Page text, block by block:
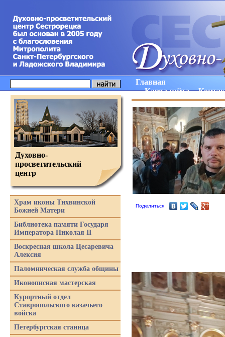
Главная
Карта сайта
Поделиться
Духовно-
просветительский
центр
Храм иконы Тихвинской
Божией Матери
Библиотека памяти Государя
Императора Николая II
Воскресная школа Цесаревича
Алексия
Паломническая служба общины
Иконописная мастерская
Курортный отдел
Ставропольского казачьего
войска
Петербургская станица